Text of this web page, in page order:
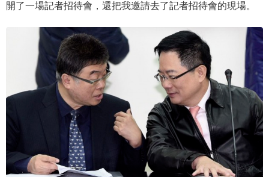
開了一場記者招待會，還把我邀請去了記者招待會的現場。